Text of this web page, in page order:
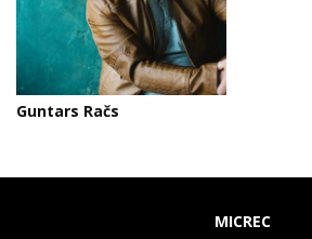
Guntars Račs
MICREC